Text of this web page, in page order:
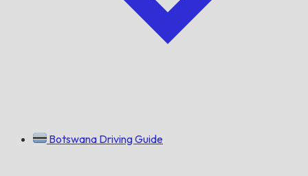
Botswana Driving Guide